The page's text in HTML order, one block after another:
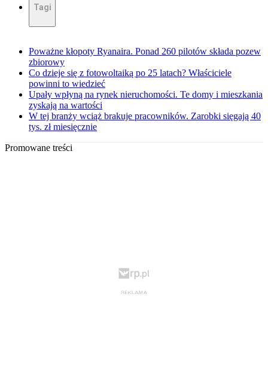
Tagi
Poważne kłopoty Ryanaira. Ponad 260 pilotów składa pozew
zbiorowy
Co dzieje się z fotowoltaiką po 25 latach? Właściciele
powinni to wiedzieć
Upały wpłyną na rynek nieruchomości. Te domy i mieszkania
zyskają na wartości
W tej branży wciąż brakuje pracowników. Zarobki sięgają 40
tys. zł miesięcznie
Promowane treści